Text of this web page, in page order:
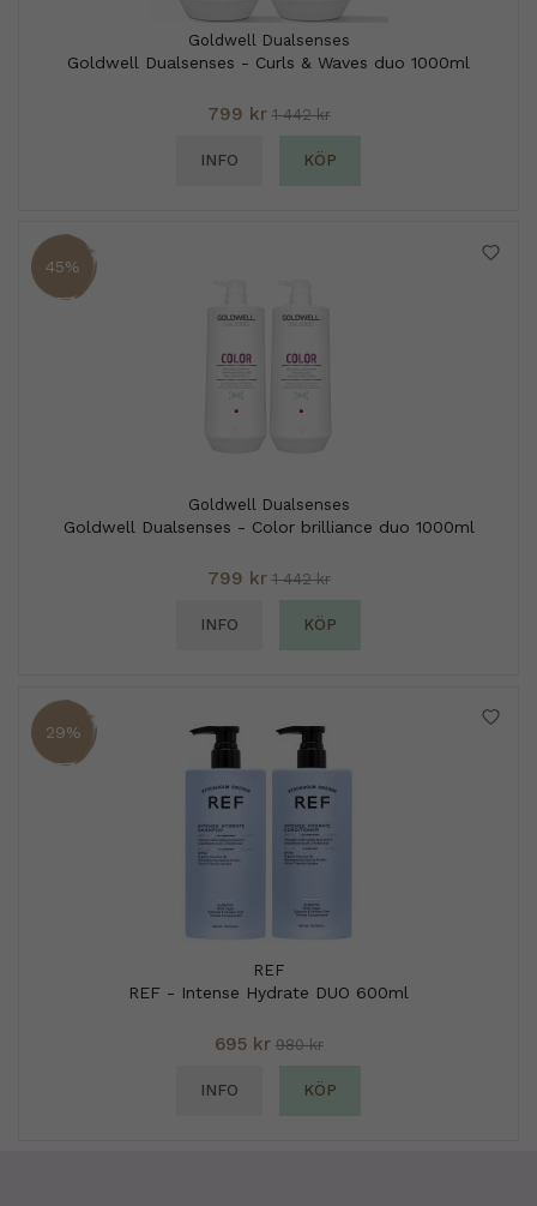
Goldwell Dualsenses
Goldwell Dualsenses - Curls & Waves duo 1000ml
799 kr 1 442 kr
INFO KÖP
45%
Goldwell Dualsenses
Goldwell Dualsenses - Color brilliance duo 1000ml
799 kr 1 442 kr
INFO KÖP
29%
REF
REF - Intense Hydrate DUO 600ml
695 kr 980 kr
INFO KÖP